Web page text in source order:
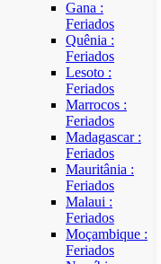
Gana :
Feriados
Quênia :
Feriados
Lesoto :
Feriados
Marrocos :
Feriados
Madagascar :
Feriados
Mauritânia :
Feriados
Malaui :
Feriados
Moçambique :
Feriados